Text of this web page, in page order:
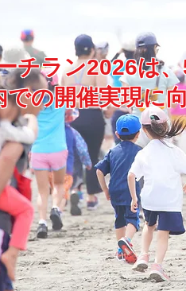
チラン2026は
での開催実現に